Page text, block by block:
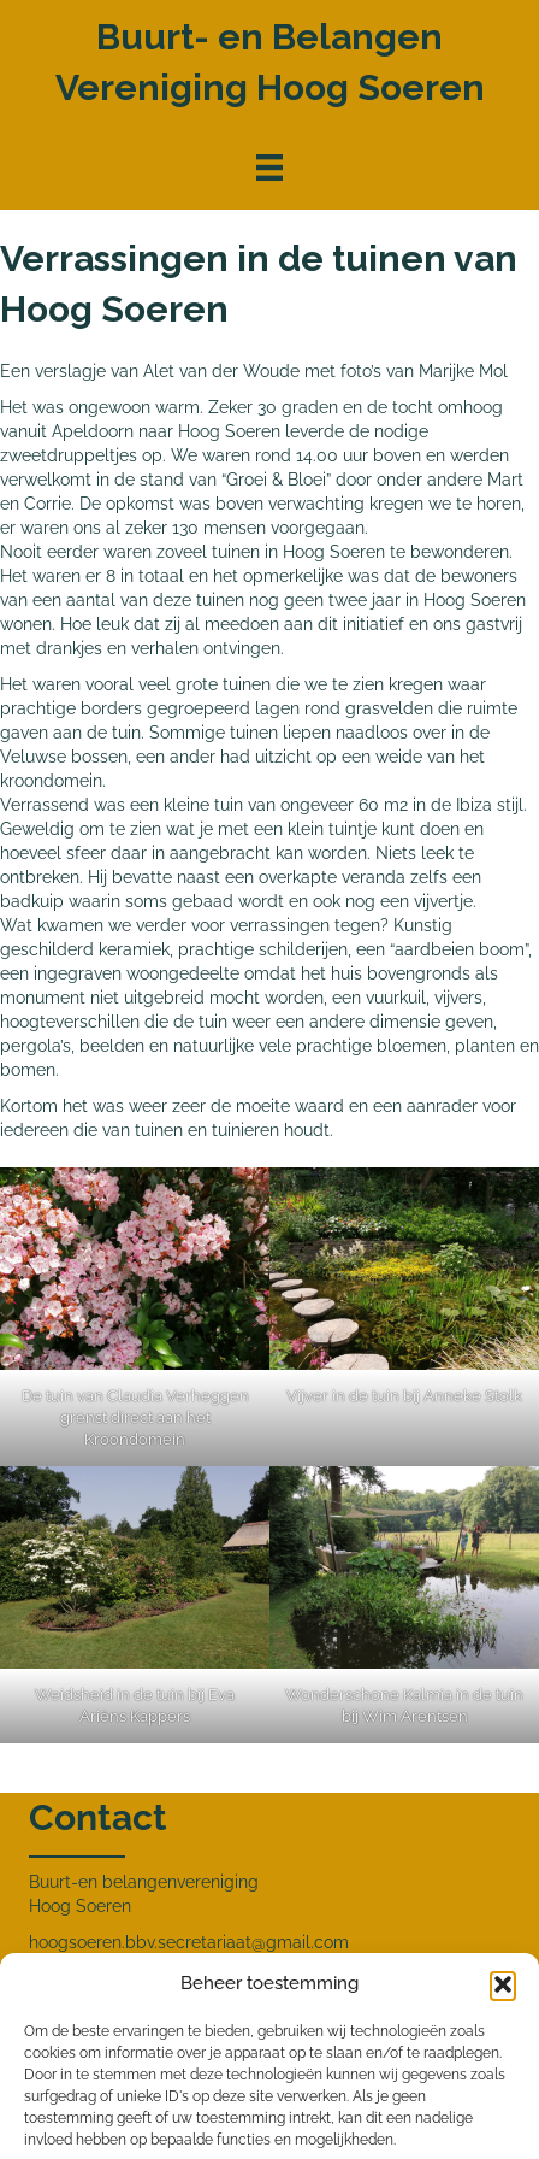
Beheer toestemming
Om de beste ervaringen te bieden, gebruiken wij technologieën zoals
cookies om informatie over je apparaat op te slaan en/of te raadplegen.
Door in te stemmen met deze technologieën kunnen wij gegevens zoals
surfgedrag of unieke ID's op deze site verwerken. Als je geen
toestemming geeft of uw toestemming intrekt, kan dit een nadelige
invloed hebben op bepaalde functies en mogelijkheden.
Buurt- en Belangen
Vereniging Hoog Soeren
Verrassingen in de tuinen van
Hoog Soeren
Een verslagje van Alet van der Woude met foto’s van Marijke Mol
Het was ongewoon warm. Zeker 30 graden en de tocht omhoog
vanuit Apeldoorn naar Hoog Soeren leverde de nodige
zweetdruppeltjes op. We waren rond 14.00 uur boven en werden
verwelkomt in de stand van “Groei & Bloei” door onder andere Mart
en Corrie. De opkomst was boven verwachting kregen we te horen,
er waren ons al zeker 130 mensen voorgegaan.
Nooit eerder waren zoveel tuinen in Hoog Soeren te bewonderen.
Het waren er 8 in totaal en het opmerkelijke was dat de bewoners
van een aantal van deze tuinen nog geen twee jaar in Hoog Soeren
wonen. Hoe leuk dat zij al meedoen aan dit initiatief en ons gastvrij
met drankjes en verhalen ontvingen.
Het waren vooral veel grote tuinen die we te zien kregen waar
prachtige borders gegroepeerd lagen rond grasvelden die ruimte
gaven aan de tuin. Sommige tuinen liepen naadloos over in de
Veluwse bossen, een ander had uitzicht op een weide van het
kroondomein.
Verrassend was een kleine tuin van ongeveer 60 m2 in de Ibiza stijl.
Geweldig om te zien wat je met een klein tuintje kunt doen en
hoeveel sfeer daar in aangebracht kan worden. Niets leek te
ontbreken. Hij bevatte naast een overkapte veranda zelfs een
badkuip waarin soms gebaad wordt en ook nog een vijvertje.
Wat kwamen we verder voor verrassingen tegen? Kunstig
geschilderd keramiek, prachtige schilderijen, een “aardbeien boom”,
een ingegraven woongedeelte omdat het huis bovengronds als
monument niet uitgebreid mocht worden, een vuurkuil, vijvers,
hoogteverschillen die de tuin weer een andere dimensie geven,
pergola’s, beelden en natuurlijke vele prachtige bloemen, planten en
bomen.
Kortom het was weer zeer de moeite waard en een aanrader voor
iedereen die van tuinen en tuinieren houdt.
De tuin van Claudia Verheggen
grenst direct aan het
Kroondomein
Vijver in de tuin bij Anneke Stolk
Weidsheid in de tuin bij Eva
Ariëns Kappers
Wonderschone Kalmia in de tuin
bij Wim Arentsen
Contact
Buurt-en belangenvereniging
Hoog Soeren
hoogsoeren.bbv.secretariaat@gmail.com
HOME
NIEUWS
DOSSIERS